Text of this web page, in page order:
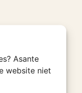
Asante
website niet
is